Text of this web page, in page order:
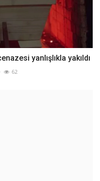
yanlışlıkla yakıldı
62